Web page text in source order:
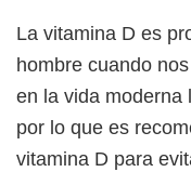
La vitamina D es
hombre cuando
en la vida moderna
por lo que es
vitamina D para